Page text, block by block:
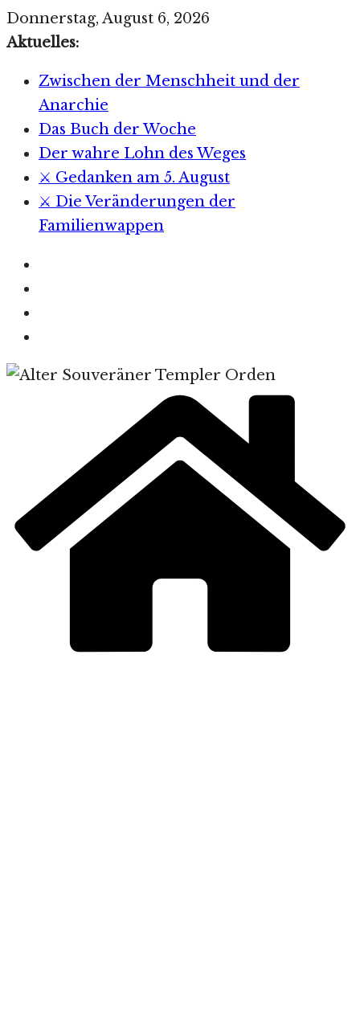
Zum
Inhalt
Donnerstag, August 6, 2026
Aktuelles:
Zwischen der Menschheit und der
Anarchie
Das Buch der Woche
Der wahre Lohn des Weges
⚔️ Gedanken am 5. August
⚔️ Die Veränderungen der
Familienwappen